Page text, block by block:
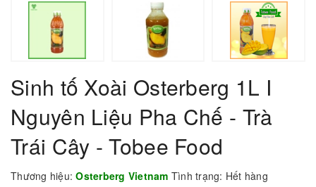
Sinh tố Xoài Osterberg 1L I
Nguyên Liệu Pha Chế - Trà
Trái Cây - Tobee Food
Thương hiệu: Osterberg Vietnam Tình trạng: Hết hàng